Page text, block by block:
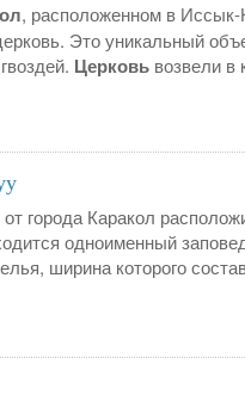
, расположенном в Иссык-
Это уникальный
Церковь возвели в
города Каракол
одноименный
ширина которого